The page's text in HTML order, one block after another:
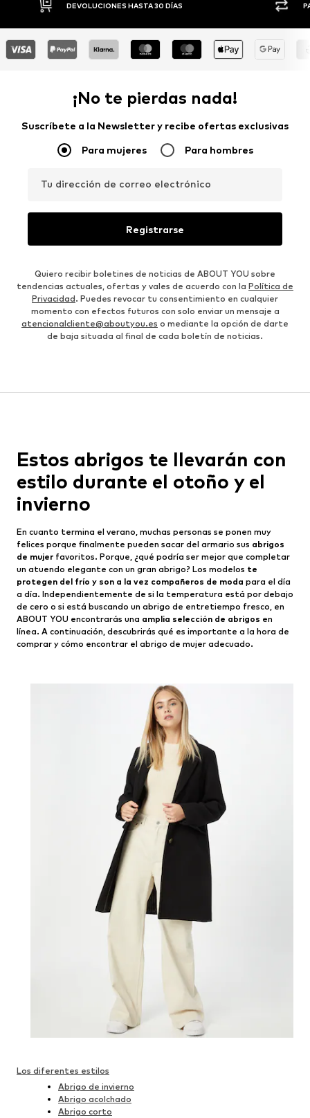
DEVOLUCIONES HASTA 30 DÍAS
¡No te pierdas nada!
Suscríbete a la Newsletter y recibe ofertas exclusivas
Para mujeres Para hombres
Tu dirección de correo electrónico
Registrarse
Quiero recibir boletines de noticias de ABOUT YOU sobre
tendencias actuales, ofertas y vales de acuerdo con la Política de
Privacidad. Puedes revocar tu consentimiento en cualquier
momento con efectos futuros con solo enviar un mensaje a
atencionalcliente@aboutyou.es o mediante la opción de darte
de baja situada al final de cada boletín de noticias.
Estos abrigos te llevarán con
estilo durante el otoño y el
invierno
En cuanto termina el verano, muchas personas se ponen muy
felices porque finalmente pueden sacar del armario sus abrigos
de mujer favoritos. Porque, ¿qué podría ser mejor que completar
un atuendo elegante con un gran abrigo? Los modelos te
protegen del frío y son a la vez compañeros de moda para el día
a día. Independientemente de si la temperatura está por debajo
de cero o si está buscando un abrigo de entretiempo fresco, en
ABOUT YOU encontrarás una amplia selección de abrigos en
línea. A continuación, descubrirás qué es importante a la hora de
comprar y cómo encontrar el abrigo de mujer adecuado.
Los diferentes estilos
Abrigo de invierno
Abrigo acolchado
Abrigo corto